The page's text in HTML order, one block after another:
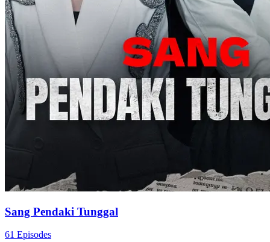
Sang Pendaki Tunggal
61 Episodes